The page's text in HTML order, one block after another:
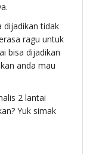
dijadikan tidak
ragu untuk
bisa dijadikan
anda mau
2 lantai
Yuk simak